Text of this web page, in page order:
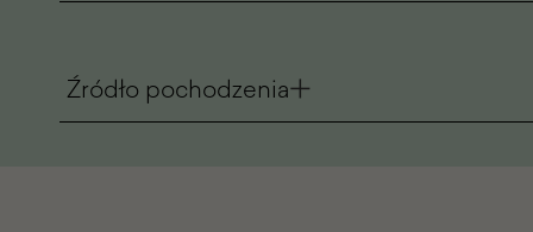
Źródło pochodzenia